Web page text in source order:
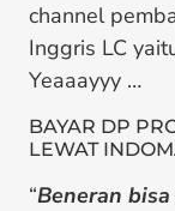
channel
Inggris LC
Yeaaayyy …
BAYAR DP
LEWAT
“Beneran